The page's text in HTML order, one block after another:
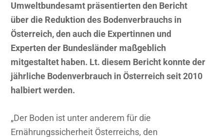
Umweltbundesamt präsentierten den Bericht
über die Reduktion des Bodenverbrauchs in
Österreich, den auch die Expertinnen und
Experten der Bundesländer maßgeblich
mitgestaltet haben. Lt. diesem Bericht konnte der
jährliche Bodenverbrauch in Österreich seit 2010
halbiert werden.
„Der Boden ist unter anderem für die
Ernährungssicherheit Österreichs, den